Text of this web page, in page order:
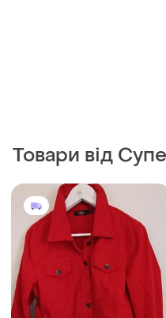
Товари від